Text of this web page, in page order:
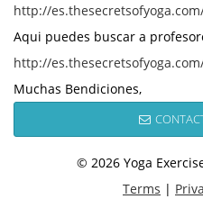
http://
Aqui puedes buscar a
http://
Muchas Bendiciones,
© 2026 Yoga
Terms |